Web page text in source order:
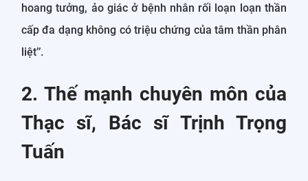
hoang tưởng, ảo giác ở bệnh nhân rối loạn loạn thần
cấp đa dạng không có triệu chứng của tâm thần phân
liệt’’.
2. Thế mạnh chuyên môn của
Thạc sĩ, Bác sĩ Trịnh Trọng
Tuấn